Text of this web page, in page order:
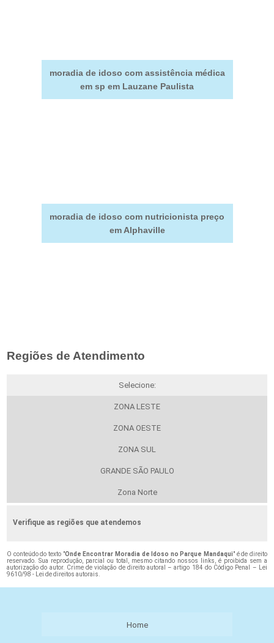
moradia de idoso com assistência médica
em sp em Lauzane Paulista
moradia de idoso com nutricionista preço
em Alphaville
Regiões de Atendimento
Selecione:
ZONA LESTE
ZONA OESTE
ZONA SUL
GRANDE SÃO PAULO
Zona Norte
Verifique as regiões que atendemos
O conteúdo do texto "Onde Encontrar Moradia de Idoso no Parque Mandaqui" é de direito
reservado. Sua reprodução, parcial ou total, mesmo citando nossos links, é proibida sem a
autorização do autor. Crime de violação de direito autoral – artigo 184 do Código Penal –
Lei
9610/98 - Lei de direitos autorais
Home